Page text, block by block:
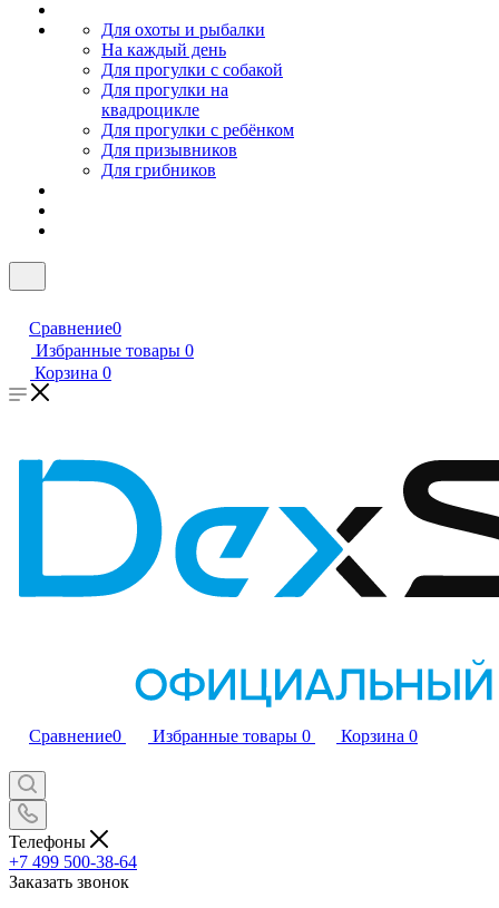
Для охоты и рыбалки
На каждый день
Для прогулки с собакой
Для прогулки на
квадроцикле
Для прогулки с ребёнком
Для призывников
Для грибников
Сравнение0
Избранные товары 0
Корзина 0
Сравнение0 Избранные товары 0 Корзина 0
Телефоны
+7 499 500-38-64
Заказать звонок